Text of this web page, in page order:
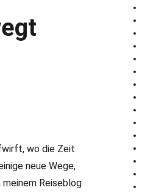
wo die Zeit
neue Wege,
Reiseblog